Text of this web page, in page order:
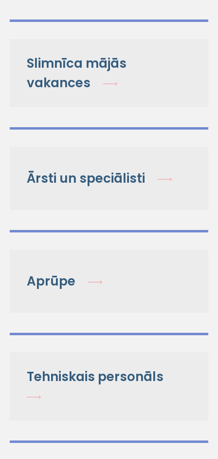
Slimnīca mājās
vakances
Ārsti un speciālisti
Aprūpe
Tehniskais personāls